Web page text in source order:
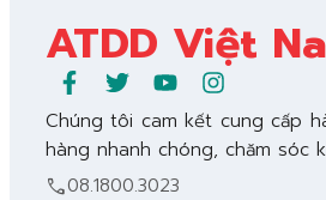
ATDD Việt
Chúng tôi cam kết cung cấp
hàng nhanh chóng, chăm sóc
call08.1800.3023